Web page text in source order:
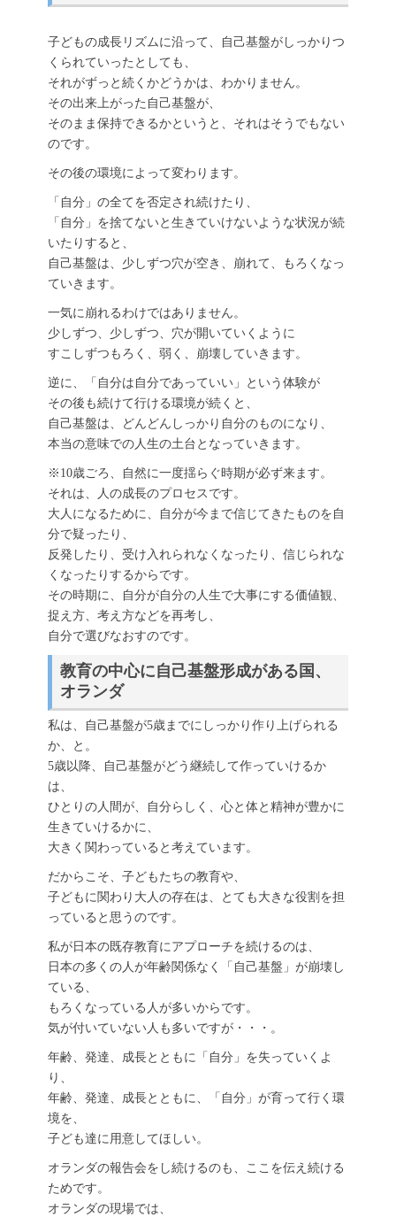
子どもの成長リズムに沿って、自己基盤がしっかりつ
くられていったとしても、
それがずっと続くかどうかは、わかりません。
その出来上がった自己基盤が、
そのまま保持できるかというと、それはそうでもない
のです。
その後の環境によって変わります。
「自分」の全てを否定され続けたり、
「自分」を捨てないと生きていけないような状況が続
いたりすると、
自己基盤は、少しずつ穴が空き、崩れて、もろくなっ
ていきます。
一気に崩れるわけではありません。
少しずつ、少しずつ、穴が開いていくように
すこしずつもろく、弱く、崩壊していきます。
逆に、「自分は自分であっていい」という体験が
その後も続けて行ける環境が続くと、
自己基盤は、どんどんしっかり自分のものになり、
本当の意味での人生の土台となっていきます。
※10歳ごろ、自然に一度揺らぐ時期が必ず来ます。
それは、人の成長のプロセスです。
大人になるために、自分が今まで信じてきたものを自
分で疑ったり、
反発したり、受け入れられなくなったり、信じられな
くなったりするからです。
その時期に、自分が自分の人生で大事にする価値観、
捉え方、考え方などを再考し、
自分で選びなおすのです。
教育の中心に自己基盤形成がある国、
オランダ
私は、自己基盤が5歳までにしっかり作り上げられる
か、と。
5歳以降、自己基盤がどう継続して作っていけるか
は、
ひとりの人間が、自分らしく、心と体と精神が豊かに
生きていけるかに、
大きく関わっていると考えています。
だからこそ、子どもたちの教育や、
子どもに関わり大人の存在は、とても大きな役割を担
っていると思うのです。
私が日本の既存教育にアプローチを続けるのは、
日本の多くの人が年齢関係なく「自己基盤」が崩壊し
ている、
もろくなっている人が多いからです。
気が付いていない人も多いですが・・・。
年齢、発達、成長とともに「自分」を失っていくよ
り、
年齢、発達、成長とともに、「自分」が育って行く環
境を、
子ども達に用意してほしい。
オランダの報告会をし続けるのも、ここを伝え続ける
ためです。
オランダの現場では、